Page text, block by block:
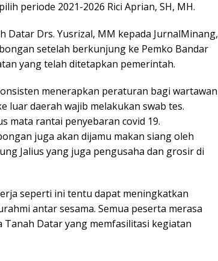
periode 2021-2026 Rici Aprian, SH, MH.
Drs. Yusrizal, MM kepada JurnalMinang,
setelah berkunjung ke Pemko Bandar
yang telah ditetapkan pemerintah.
menerapkan peraturan bagi wartawan
luar daerah wajib melakukan swab tes.
mata rantai penyebaran covid 19.
juga akan dijamu makan siang oleh
Jalius yang juga pengusaha dan grosir di
seperti ini tentu dapat meningkatkan
antar sesama. Semua peserta merasa
Datar yang memfasilitasi kegiatan